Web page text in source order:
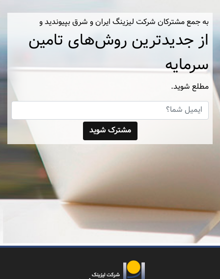
به جمع مشترکان شرکت لیزینگ ایران و شرق بپیوندید و
از جدیدترین روش‌های تامین
سرمایه
مطلع شوید.
مشترک شوید